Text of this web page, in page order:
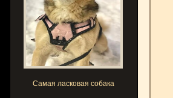
Самая ласковая собака